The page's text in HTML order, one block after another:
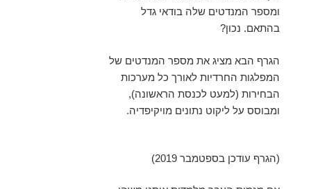
ומספר המנדטים שלה בודאי גדל
בהתאם. נכון?
הגרף הבא מציג את מספר המנדטים של
המפלגות החרדיות לאורך כל מערכות
הבחירות (למעט לכנסת הראשונה),
ומבוסס על ליקוט נתונים מויקיפדיה.
(הגרף עודכן בספטמבר 2019)